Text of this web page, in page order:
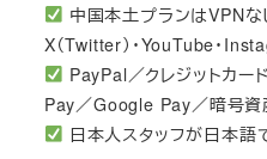
中国本土プランはVPNな
X（Twitter）・YouTube・
PayPal／クレジットカー
Pay／Google Pay／暗号資
日本人スタッフが日本語